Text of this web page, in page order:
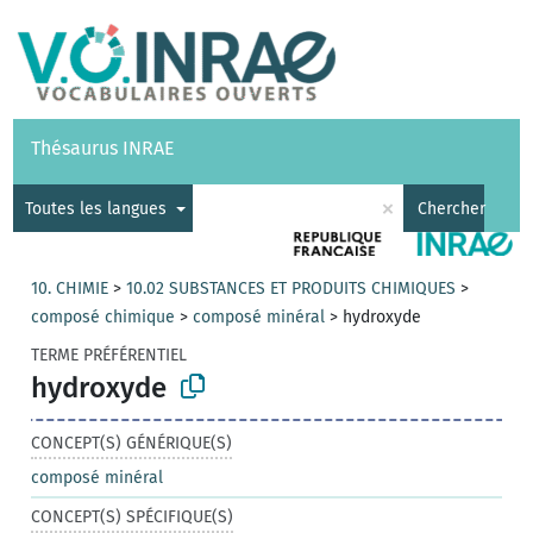
Vocabulaires API
Thésaurus INRAE
Toutes les langues × Chercher
10. CHIMIE >10.02 SUBSTANCES ET PRODUITS CHIMIQUES >
composé chimique >composé minéral > hydroxyde
TERME PRÉFÉRENTIEL
hydroxyde
CONCEPT(S) GÉNÉRIQUE(S)
composé minéral
CONCEPT(S) SPÉCIFIQUE(S)